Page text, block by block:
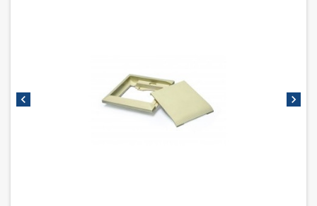
chevron_left chevron_right